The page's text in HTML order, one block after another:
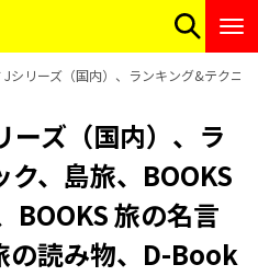
シリーズ（国内）、ランキング&テクニ
ーズ（国内）、ラ
、島旅、BOOKS
BOOKS 旅の名言
の読み物、D-Book